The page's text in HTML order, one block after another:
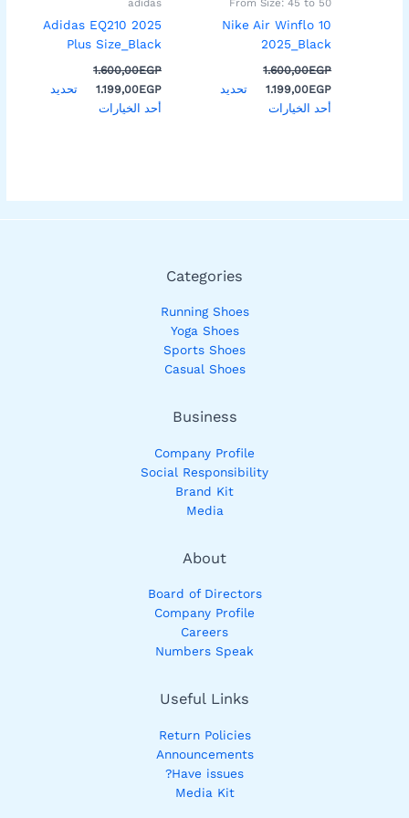
From Size: 45 to 50
Nike Air Winflo 10
2025_Black
1.600,00EGP
1.199,00EGP
تحديد
أحد الخيارات
adidas
Adidas EQ210 2025
Plus Size_Black
1.600,00EGP
1.199,00EGP
تحديد
أحد الخيارات
على
Categories
Running Shoes
Yoga Shoes
Sports Shoes
Casual Shoes
Business
Company Profile
Social Responsibility
Brand Kit
Media
About
Board of Directors
Company Profile
Careers
Numbers Speak
Useful Links
Return Policies
Announcements
Have issues?
Media Kit